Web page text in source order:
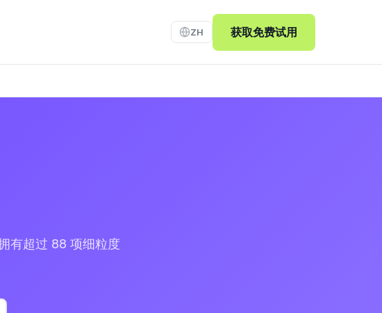
ZH 获取免费试用
有超过 88 项细粒度